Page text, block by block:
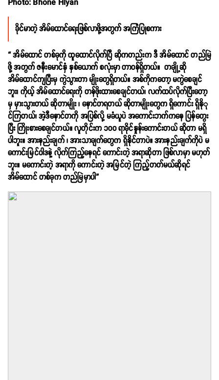
Photo: Bhone Hlyan
ခိုင်မာတဲ့ အိမ်ထောင်ရေးဖြစ်လာဖို့အတွက် အကြံပြုစကား
“ အိမ်ထောင် တစ်ခုကို ထူထောင်လိုက်ပြီ ဆိုကတည်းက ဒီ အိမ်ထောင် တည်မြဲ
ဖို့ အတွက် ဇနီးမောင်နှံ နှစ်ယောက် စလုံးမှာ တာဝန်ရှိတယ်။ တချို့ဆို
အိမ်ထောင်ကျပြီးမှ ကွဲသွားတာ မျိုးတွေရှိတယ်။ အစ်ကိုကတော့ မကွဲစေချင်
ဘူး၊ ကိုယ့် အိမ်ထောင်ရေးကို တန်ဖိုးထားစေချင်တယ်၊ လက်ထပ်လိုက်ပြီးတော့
မှ မှားသွားတယ် ဆိုတာမျိုး ၊ နောင်တရတယ် ဆိုတာမျိုးတွေက ရှိကောင်း ရှိနိုု
င်ကြတယ်၊ အဲ့ဒီနောင်တကို အပြစ်လို့ မခံယူပဲ အကောင်းဘက်ကနေ ပြန်တွေး
ပြီး ကြိုးစားစေချင်တယ်။ လူတိုင်းက ၁၀၀ ရာခိုင်နှုန်းကောင်းတယ် ဆိုတာ မရှိ
ပါဘူး။ အားနည်းချက် ၊ အားသာချက်တွေက ရှိနိုင်တာပဲ။ အားနည်းချက်ကိုပဲ မ
ကောင်းမြင်ဝါဒနဲ့ လိုက်ကြည့်နေရင် ကောင်းတဲ့ အရာဆိုတာ ဖြစ်လာမှာ မဟုတ်
ဘူး။ မကောင်းတဲ့ အရာကို ကောင်းတဲ့ အမြင်တဲ့ ကြည့်တတ်မယ်ဆိုရင်
အိမ်ထောင် တစ်ခုက တည်မြဲမှာပါ”